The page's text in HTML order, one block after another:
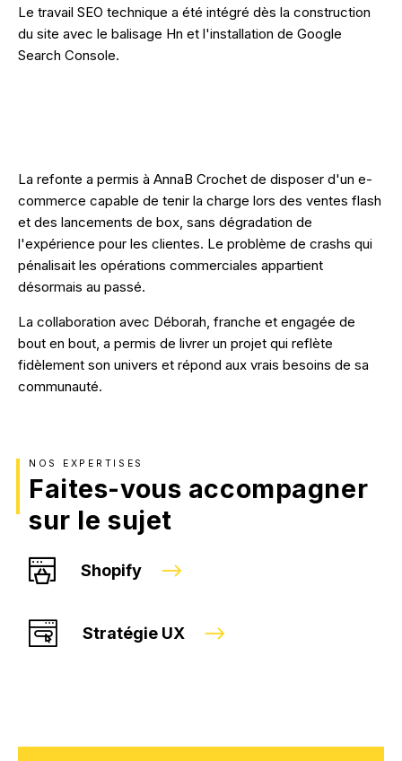
Le travail SEO technique a été intégré dès la construction
du site avec le balisage Hn et l'installation de Google
Search Console.
La refonte a permis à AnnaB Crochet de disposer d'un e-
commerce capable de tenir la charge lors des ventes flash
et des lancements de box, sans dégradation de
l'expérience pour les clientes. Le problème de crashs qui
pénalisait les opérations commerciales appartient
désormais au passé.
La collaboration avec Déborah, franche et engagée de
bout en bout, a permis de livrer un projet qui reflète
fidèlement son univers et répond aux vrais besoins de sa
communauté.
NOS EXPERTISES
Faites-vous accompagner
sur le sujet
Shopify
Stratégie UX